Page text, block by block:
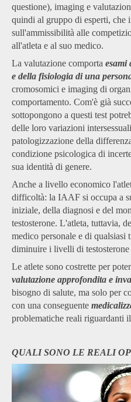
questione), imaging e
quindi al gruppo di esperti, che
sull'ammissibilità alle
all'atleta e al suo medico.
La valutazione comporta esami
e della fisiologia di una
cromosomici e imaging di
comportamento. Com'è già
sottopongono a questi test
delle loro variazioni
patologizzazione della
condizione psicologica di
sua identità di genere.
Anche a livello economico
difficoltà: la IAAF si occupa a
iniziale, della diagnosi e del
testosterone. L'atleta, tuttavia,
medico personale e di qualsiasi
diminuire i livelli di
Le atlete sono costrette per
valutazione approfondita e
bisogno di salute, ma solo per
con una conseguente
problematiche reali riguardanti
QUALI SONO LE REALI